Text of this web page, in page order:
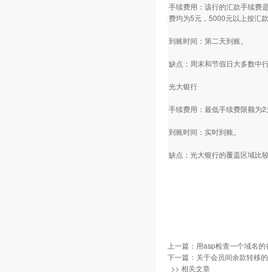
手续费用：该行的汇款手续费
费均为5元，5000元以上按汇
到账时间：第二天到账。
缺点：周末和节假日大多数中
光大银行
手续费用：最低手续费限额为
到账时间：实时到账。
缺点：光大银行的覆盖区域比
上一篇： 用asp检查一个域名
下一篇： 关于会员间余款转移
>> 相关文章